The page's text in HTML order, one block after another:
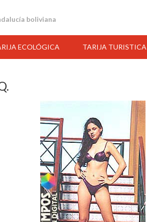
boliviana
ECOLÓGICA TARIJA TURISTICA
18:00 19:00 20:00 21:00